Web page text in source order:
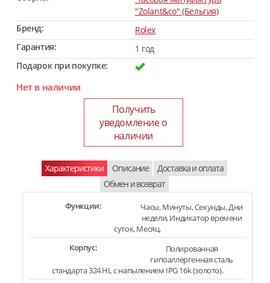
"Zolant&co" (Бельгия)
Бренд:
Rolex
Гарантия:
1 год
Подарок при покупке:
Нет в наличии
Получить
уведомление о
наличии
Характеристики Описание
Доставка и оплата
Обмен и возврат
Функции:
Часы, Минуты, Секунды, Дни
недели, Индикатор времени
суток, Месяц.
Корпус:
Полированная
гипоаллергенная сталь
стандарта 324 HL с напылением IPG 16k (золото).